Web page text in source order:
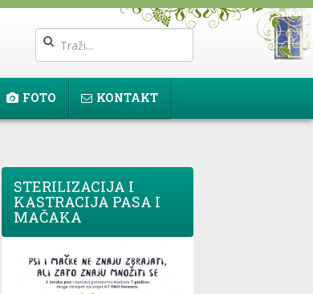
FOTO KONTAKT
STERILIZACIJA I
KASTRACIJA PASA I
MAČAKA